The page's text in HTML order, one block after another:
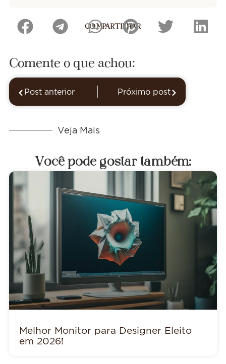
COMPARTILHAR
Comente o que achou:
Post anterior Próximo post
Veja Mais
Você pode gostar também:
Melhor Monitor para Designer Eleito
em 2026!